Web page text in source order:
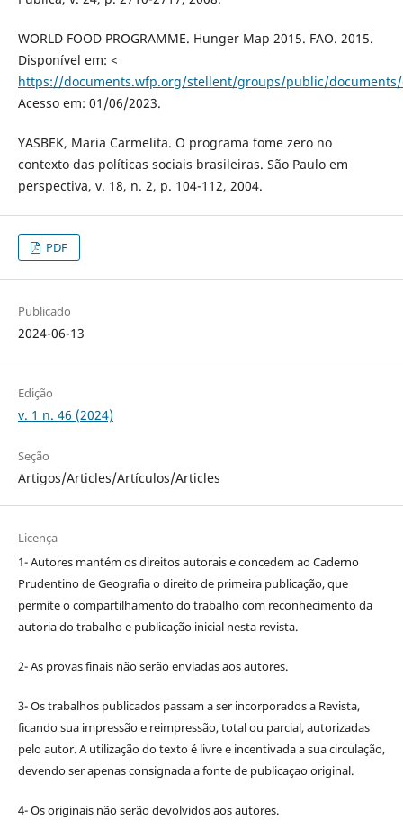
WORLD FOOD PROGRAMME. Hunger Map 2015. FAO. 2015.
Disponível em: <
https://documents.wfp.org/stellent/groups/public/
Acesso em: 01/06/2023.
YASBEK, Maria Carmelita. O programa fome zero no
contexto das políticas sociais brasileiras. São Paulo em
perspectiva, v. 18, n. 2, p. 104-112, 2004.
PDF
Publicado
2024-06-13
Edição
v. 1 n. 46 (2024)
Seção
Artigos/Articles/Artículos/Articles
Licença
1- Autores mantém os direitos autorais e concedem ao Caderno
Prudentino de Geografia o direito de primeira publicação, que
permite o compartilhamento do trabalho com reconhecimento da
autoria do trabalho e publicação inicial nesta revista.
2- As provas finais não serão enviadas aos autores.
3- Os trabalhos publicados passam a ser incorporados a Revista,
ficando sua impressão e reimpressão, total ou parcial, autorizadas
pelo autor. A utilização do texto é livre e incentivada a sua circulação,
devendo ser apenas consignada a fonte de publicaçao original.
4- Os originais não serão devolvidos aos autores.